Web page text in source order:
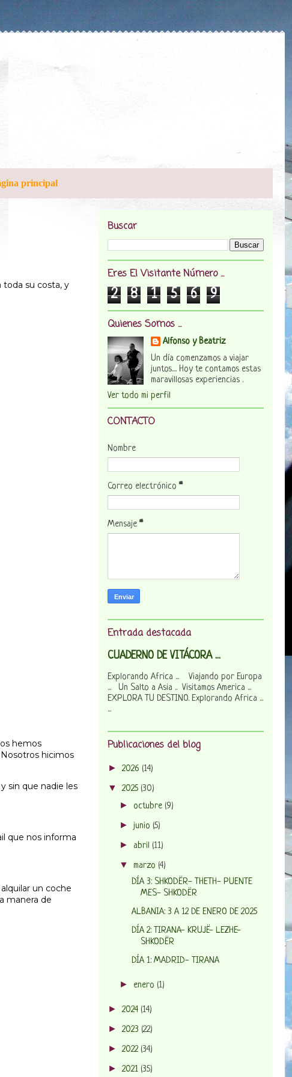
principal
toda su costa, y
hemos
hicimos
sin que nadie les
que nos informa
un coche
manera de
Buscar
Eres El Visitante Número ...
2 8 1 5 6 9
Quienes Somos ...
Alfonso y Beatriz
Un día comenzamos a viajar
juntos.... Hoy te contamos estas
maravillosas experiencias .
Ver todo mi perfil
CONTACTO
Nombre
Correo electrónico*
Mensaje*
Entrada destacada
CUADERNO DE VITÁCORA ...
Explorando Africa ... Viajando por Europa
... Un Salto a Asia .. Visitamos America ...
EXPLORA TU DESTINO. Explorando Africa ...
...
Publicaciones del blog
► 2026 (14)
▼ 2025 (30)
► octubre (9)
►junio (5)
► abril (11)
▼marzo (4)
DÍA 3: SHKODËR- THETH- PUENTE
MES- SHKODËR
ALBANIA: 3 A 12 DE ENERO DE 2025
DÍA 2: TIRANA- KRUJË- LEZHE-
SHKODËR
DÍA 1: MADRID- TIRANA
► enero (1)
► 2024 (14)
► 2023 (22)
► 2022 (34)
► 2021 (35)